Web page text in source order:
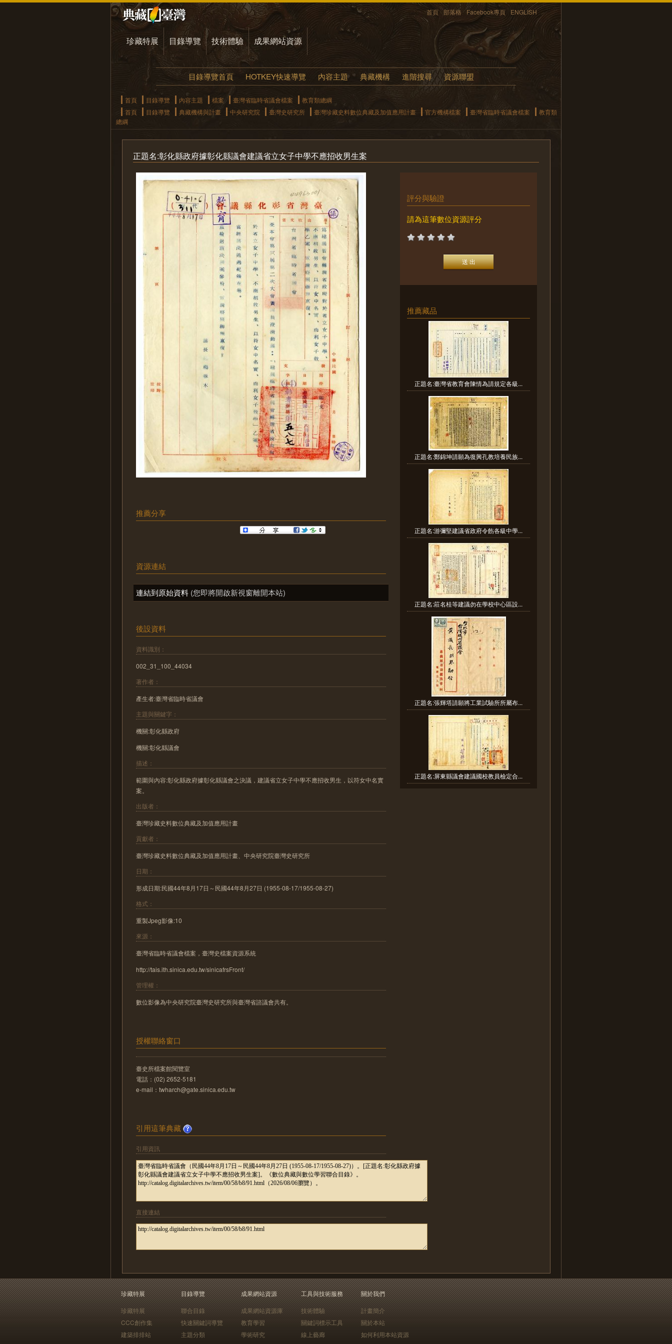
首頁 部落格 Facebook專頁 ENGLISH
珍藏特展 目錄導覽 技術體驗 成果網站資源
目錄導覽首頁 HOTKEY快速導覽 內容主題 典藏機構 進階搜尋 資源聯盟
首頁 目錄導覽 內容主題 檔案 臺灣省臨時省議會檔案
教育類總綱
首頁
目錄導覽 典藏機構與計畫 中央研究院 臺灣史研究所 臺灣珍藏史料數位典藏及加值應用計畫 官方機構檔案 臺灣省臨時省議會檔案
教育類
總綱
正題名:彰化縣政府據彰化縣議會建議省立女子中學不應招收男生案
推薦分享
資源連結
連結到原始資料 (您即將開啟新視窗離開本站)
後設資料
資料識別：
002_31_100_44034
著作者：
產生者:臺灣省臨時省議會
主題與關鍵字：
機關:彰化縣政府
機關:彰化縣議會
描述：
範圍與內容:彰化縣政府據彰化縣議會之決議，建議省立女子中學不應招收男生，以符女中名實
案。
出版者：
臺灣珍藏史料數位典藏及加值應用計畫
貢獻者：
臺灣珍藏史料數位典藏及加值應用計畫、中央研究院臺灣史研究所
日期：
形成日期:民國44年8月17日～民國44年8月27日 (1955-08-17/1955-08-27)
格式：
重製Jpeg影像:10
來源：
臺灣省臨時省議會檔案，臺灣史檔案資源系統
http://tais.ith.sinica.edu.tw/sinicafrsFront/
管理權：
數位影像為中央研究院臺灣史研究所與臺灣省諮議會共有。
授權聯絡窗口
臺史所檔案館閱覽室
電話：(02) 2652-5181
e-mail：twharch@gate.sinica.edu.tw
引用這筆典藏
引用資訊
直接連結
評分與驗證
請為這筆數位資源評分
推薦藏品
正題名:臺灣省教育會陳情為請規定各級...
正題名:鄭錦坤請願為復興孔教培養民族...
正題名:游彌堅建議省政府令飭各級中學...
正題名:莊名桂等建議勿在學校中心區設...
正題名:張輝塔請願將工業試驗所所屬布...
正題名:屏東縣議會建議國校教員檢定合...
珍藏特展
珍藏特展
CCC創作集
建築排排站
目錄導覽
聯合目錄
快速關鍵詞導覽
主題分類
成果網站資源
成果網站資源庫
教育學習
學術研究
工具與技術服務
技術體驗
關鍵詞標示工具
線上藝廊
關於我們
計畫簡介
關於本站
如何利用本站資源